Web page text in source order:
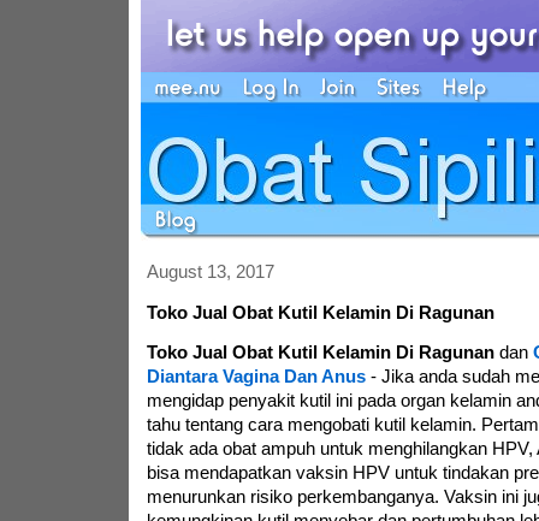
August 13, 2017
Toko Jual Obat Kutil Kelamin Di Ragunan
Toko Jual Obat Kutil Kelamin Di Ragunandan
Diantara Vagina Dan Anus- Jika anda sudah
mengidap penyakit kutil ini pada organ kelamin
tahu tentang cara mengobati kutil kelamin.
tidak ada obat ampuh untuk menghilangkan
bisa mendapatkan vaksin HPV untuk tindakan
menurunkan risiko perkembanganya. Vaksin ini